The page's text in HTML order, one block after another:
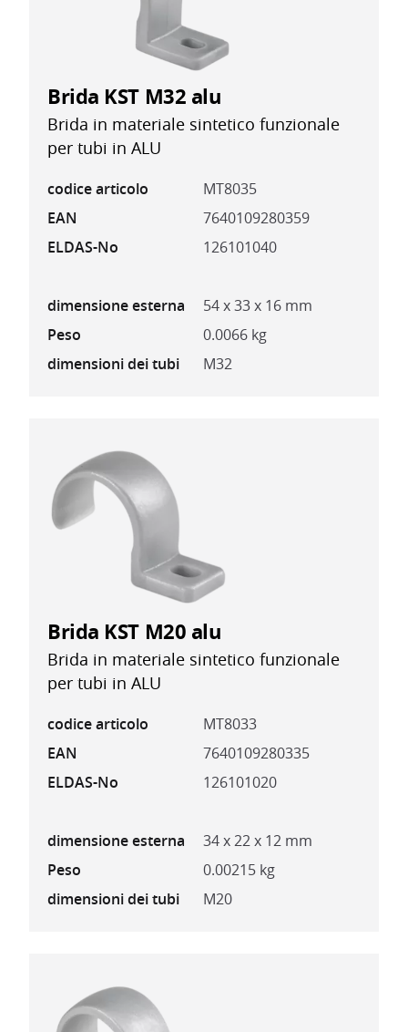
Brida KST M32 alu
Brida in materiale sintetico funzionale
per tubi in ALU
codice articolo
MT8035
EAN
7640109280359
ELDAS-No
126101040
dimensione esterna
54 x 33 x 16 mm
Peso
0.0066 kg
dimensioni dei tubi
M32
Brida KST M20 alu
Brida in materiale sintetico funzionale
per tubi in ALU
codice articolo
MT8033
EAN
7640109280335
ELDAS-No
126101020
dimensione esterna
34 x 22 x 12 mm
Peso
0.00215 kg
dimensioni dei tubi
M20